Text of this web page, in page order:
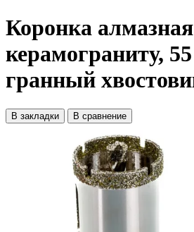
Коронка
керамограниту,
гранный
В закладки В сравнение